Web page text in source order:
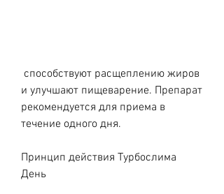
и улучшают пищеварение. Препарат
рекомендуется для приема в
течение одного дня.
Принцип действия Турбослима
День